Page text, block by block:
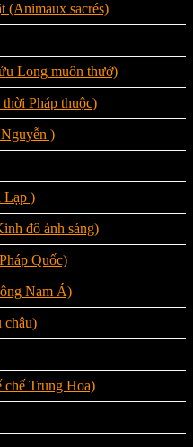
(Animaux sacrés)
Long muôn thưở)
Pháp thuộc)
)
Lạp )
đô ánh sáng)
Quốc)
Nam Á)
châu)
Trung Hoa)